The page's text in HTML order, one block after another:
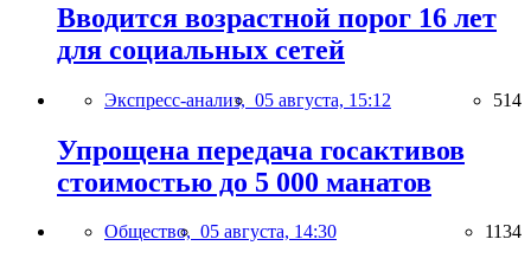
Вводится возрастной порог 16 лет
для социальных сетей
Экспресс-анализ, 05 августа, 15:12 514
Упрощена передача госактивов
стоимостью до 5 000 манатов
Общество, 05 августа, 14:30 1134